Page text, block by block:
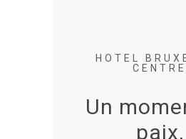
HOTEL
CENTRE
Un
paix,